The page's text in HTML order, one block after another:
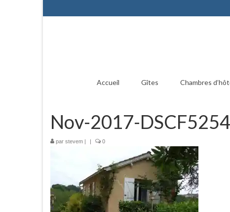
Accueil Gîtes Chambres
Nov-2017-DSCF5254
par stevem | | 0